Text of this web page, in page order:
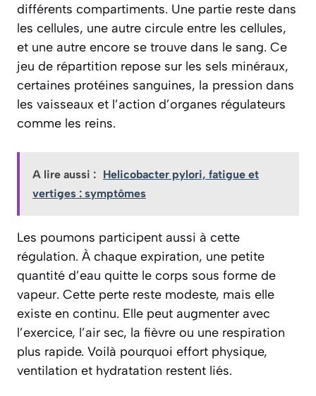
différents compartiments. Une partie reste dans
les cellules, une autre circule entre les cellules,
et une autre encore se trouve dans le sang. Ce
jeu de répartition repose sur les sels minéraux,
certaines protéines sanguines, la pression dans
les vaisseaux et l’action d’organes régulateurs
comme les reins.
A lire aussi : Helicobacter pylori, fatigue et
vertiges : symptômes
Les poumons participent aussi à cette
régulation. À chaque expiration, une petite
quantité d’eau quitte le corps sous forme de
vapeur. Cette perte reste modeste, mais elle
existe en continu. Elle peut augmenter avec
l’exercice, l’air sec, la fièvre ou une respiration
plus rapide. Voilà pourquoi effort physique,
ventilation et hydratation restent liés.